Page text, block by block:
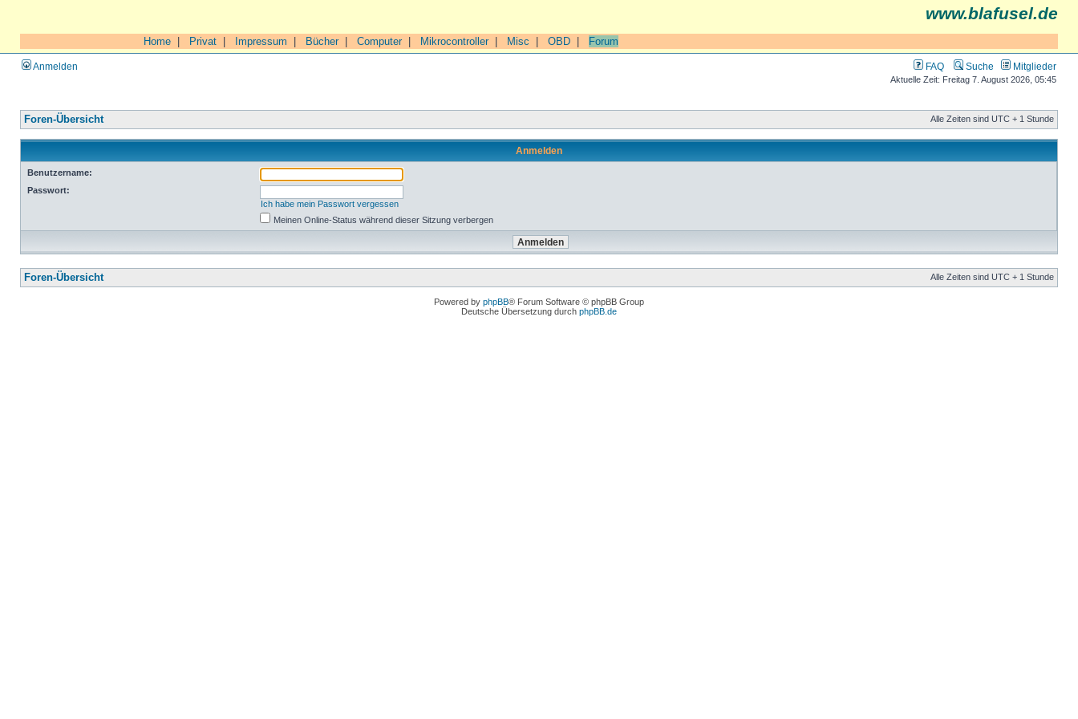
www.blafusel.de
Home Privat Impressum Bücher| Computer| Mikrocontroller| Misc OBD Forum
Anmelden FAQ Suche Mitglieder
Aktuelle Zeit: Freitag 7. August 2026, 05:45
Foren-Übersicht Alle Zeiten sind UTC + 1 Stunde
Anmelden
Benutzername:
Passwort:
Ich habe mein Passwort vergessen
Meinen Online-Status während dieser Sitzung verbergen
Foren-Übersicht Alle Zeiten sind UTC + 1 Stunde
Powered by phpBB® Forum Software © phpBB Group
Deutsche Übersetzung durch phpBB.de